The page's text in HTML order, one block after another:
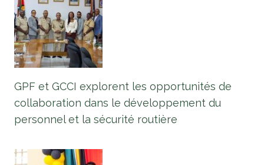
GPF et GCCI explorent les opportunités de
collaboration dans le développement du
personnel et la sécurité routière